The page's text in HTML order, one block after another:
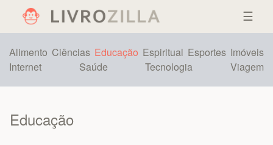
☰
Alimento Ciências Educação Espiritual Esportes Imóveis
Internet
Saúde Tecnologia Viagem
Educação